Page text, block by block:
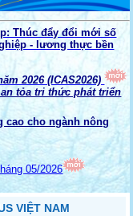
Thúc đẩy đổi mới số
- lương thực bền
2026 (ICAS2026)
tỏa tri thức phát triển
cho ngành nông
05/2026
VIỆT NAM